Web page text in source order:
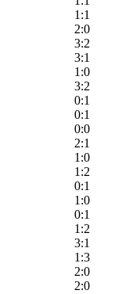
1:1
2:0
3:2
3:1
1:0
3:2
0:1
0:1
0:0
2:1
1:0
1:2
0:1
1:0
0:1
1:2
3:1
1:3
2:0
2:0